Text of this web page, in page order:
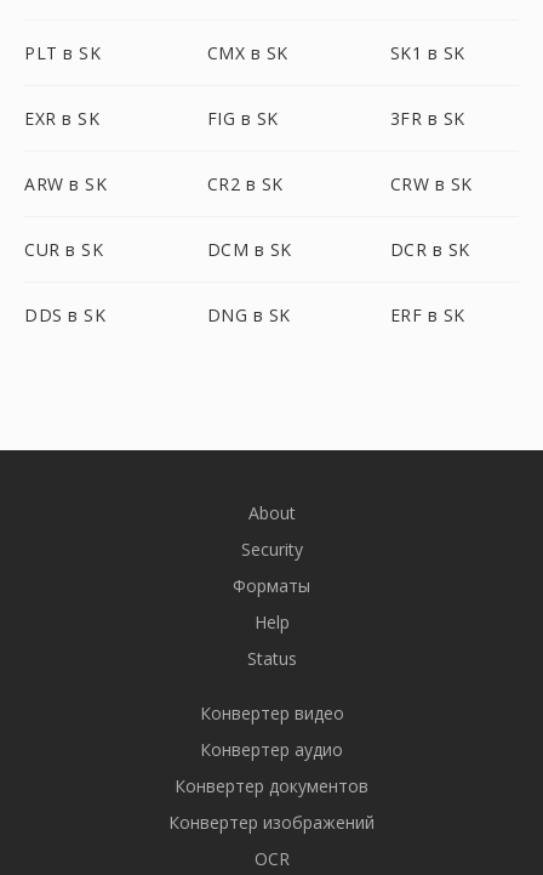
PLT в SK CMX в SK SK1 в SK
EXR в SK FIG в SK 3FR в SK
ARW в SK CR2 в SK CRW в SK
CUR в SK DCM в SK DCR в SK
DDS в SK DNG в SK ERF в SK
About
Security
Форматы
Help
Status
Конвертер видео
Конвертер аудио
Конвертер документов
Конвертер изображений
OCR